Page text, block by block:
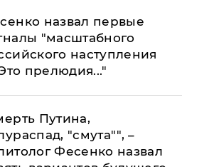
назвал первые
"масштабного
наступления
прелюдия..."
Путина,
"смута"", –
Фесенко назвал